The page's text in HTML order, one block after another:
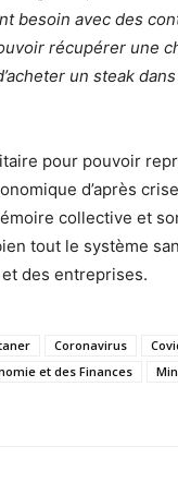
besoin avec des
récupérer une
un steak
pour pouvoir
d’après
collective et
tout le système
des entreprises.
Coronavirus
et des Finances